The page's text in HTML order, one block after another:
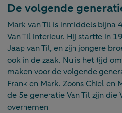
De volgende
Mark van Til is inmiddels bijna
Van Til interieur. Hij startte in
Jaap van Til, en zijn jongere
ook in de zaak. Nu is het tijd
maken voor de volgende
Frank en Mark. Zoons Chiel en
de 5e generatie Van Til zijn die
overnemen.